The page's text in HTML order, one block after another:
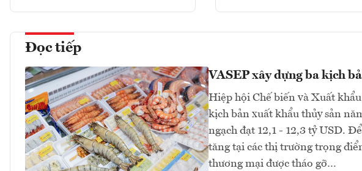
Đọc tiếp
VASEP xây dựng ba kịch
Hiệp hội Chế biến và Xuất
kịch bản xuất khẩu thủy sản
ngạch đạt 12,1 - 12,3 tỷ USD.
tăng tại các thị trường trọng
thương mại được tháo gỡ…